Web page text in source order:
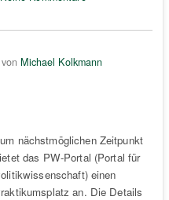
Michael Kolkmann
nächstmöglichen Zeitpunkt
das PW-Portal (Portal für
einen
an. Die Details